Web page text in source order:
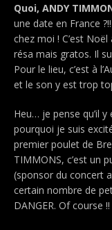
Quoi, ANDY
une date en France
chez moi ! C’est Noël
résa mais gratos. Il
Pour le lieu, c’est à
et le son y est trop
Heu… je pense qu’il
pourquoi je suis
premier poulet de
TIMMONS, c’est un
(sponsor du concert
certain nombre de
DANGER. Of course !!